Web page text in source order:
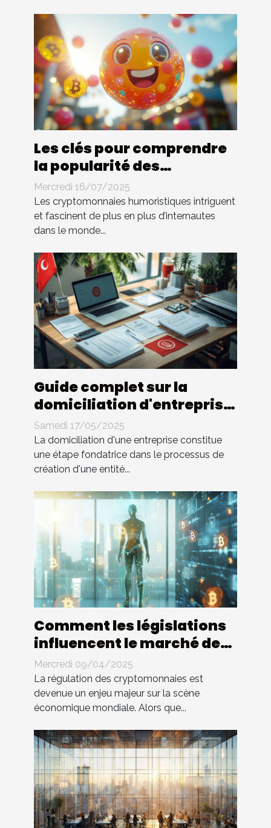
Les clés pour comprendre
la popularité des
cryptomonnaies
humoristiques
Mercredi 16/07/2025
Les cryptomonnaies humoristiques intriguent
et fascinent de plus en plus d’internautes
dans le monde...
Guide complet sur la
domiciliation d'entreprise
en Tunisie
Samedi 17/05/2025
La domiciliation d'une entreprise constitue
une étape fondatrice dans le processus de
création d'une entité...
Comment les législations
influencent le marché des
cryptomonnaies
Mercredi 09/04/2025
La régulation des cryptomonnaies est
devenue un enjeu majeur sur la scène
économique mondiale. Alors que...